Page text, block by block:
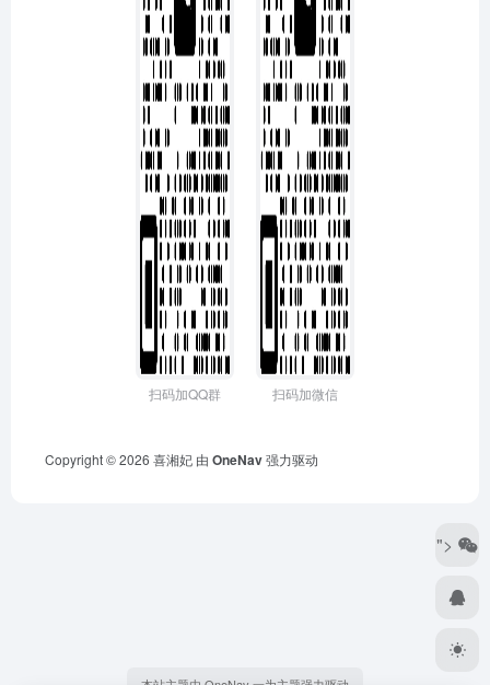
扫码加QQ群 扫码加微信
Copyright © 2026 喜湘妃 由 OneNav强力驱动
">